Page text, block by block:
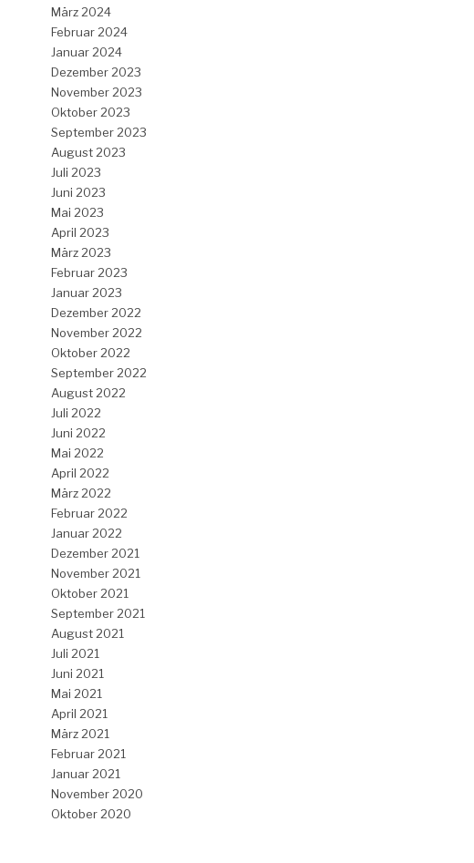
März 2024
Februar 2024
Januar 2024
Dezember 2023
November 2023
Oktober 2023
September 2023
August 2023
Juli 2023
Juni 2023
Mai 2023
April 2023
März 2023
Februar 2023
Januar 2023
Dezember 2022
November 2022
Oktober 2022
September 2022
August 2022
Juli 2022
Juni 2022
Mai 2022
April 2022
März 2022
Februar 2022
Januar 2022
Dezember 2021
November 2021
Oktober 2021
September 2021
August 2021
Juli 2021
Juni 2021
Mai 2021
April 2021
März 2021
Februar 2021
Januar 2021
November 2020
Oktober 2020